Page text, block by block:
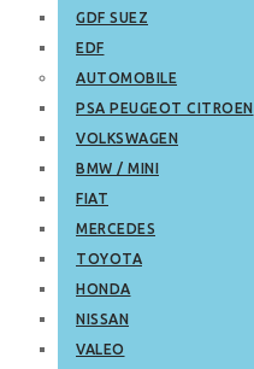
GDF SUEZ
EDF
AUTOMOBILE
PSA PEUGEOT CITROEN
VOLKSWAGEN
BMW / MINI
FIAT
MERCEDES
TOYOTA
HONDA
NISSAN
VALEO